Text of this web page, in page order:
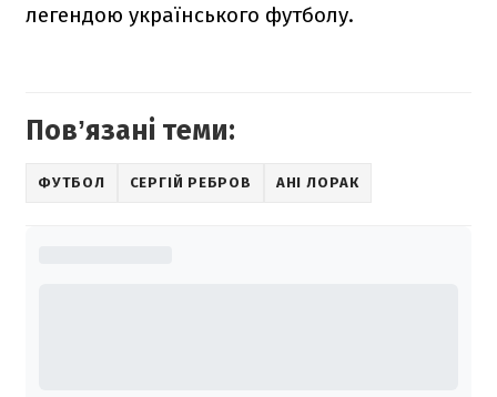
легендою українського футболу.
Повʼязані теми:
ФУТБОЛ СЕРГІЙ РЕБРОВ АНІ ЛОРАК